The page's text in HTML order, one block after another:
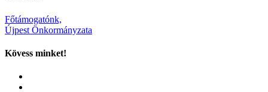
Főtámogatónk,
Újpest Önkormányzata
Kövess minket!